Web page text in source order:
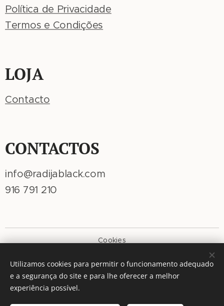
Política de Privacidade
Termos e Condições
LOJA
Contacto
CONTACTOS
info@radijablack.com
916 791 210
Cookies
Idiomas
Português
American English
Utilizamos cookies para permitir o funcionamento adequado
e a segurança do site e para lhe oferecer a melhor
experiência possível.